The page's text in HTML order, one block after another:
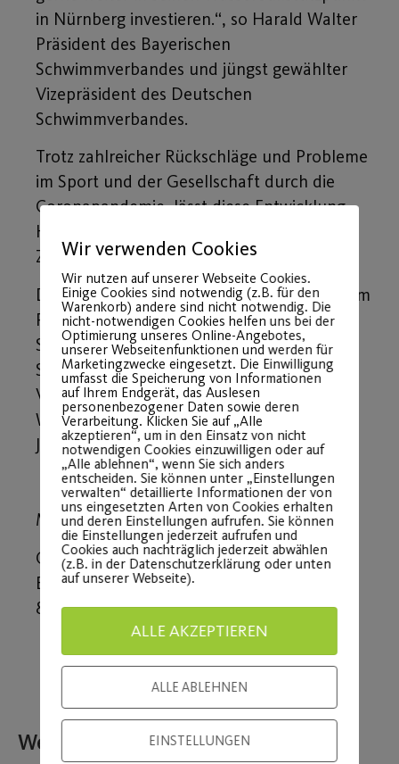
in Nürnberg investieren.“, so Harald Walter
Präsident des Bayerischen
Schwimmverbandes und jüngst gewählter
Vizepräsident des Deutschen
Schwimmverbandes.
Trotz zahlreicher Rückschläge und Probleme
im Sport und der Gesellschaft durch die
Coronapandemie, lässt diese Entwicklung
Hoffnung aufkommen und positiv in die
Zukunft blicken.
Die intensive Zusammenarbeit zwischen dem
Post SV Nürnberg und dem Bayerischen
Schwimmverband ist in jedem Fall für die
Stadt Nürnberg und den Schwimmsport
Vorort ein wichtiger Schritt zur
Weiterentwicklung in den kommenden
Jahren.
Mit sportlichen Grüßen
Christian Naruisch
BSV Jugendrundenleiter
& Öffentlichkeitsarbeit Wasserball
Weitere Beiträge
Wir verwenden Cookies
Wir nutzen auf unserer Webseite Cookies.
Einige Cookies sind notwendig (z.B. für den
Warenkorb) andere sind nicht notwendig. Die
nicht-notwendigen Cookies helfen uns bei der
Optimierung unseres Online-Angebotes,
unserer Webseitenfunktionen und werden für
Marketingzwecke eingesetzt. Die Einwilligung
umfasst die Speicherung von Informationen
auf Ihrem Endgerät, das Auslesen
personenbezogener Daten sowie deren
Verarbeitung. Klicken Sie auf „Alle
akzeptieren“, um in den Einsatz von nicht
notwendigen Cookies einzuwilligen oder auf
„Alle ablehnen“, wenn Sie sich anders
entscheiden. Sie können unter „Einstellungen
verwalten“ detaillierte Informationen der von
uns eingesetzten Arten von Cookies erhalten
und deren Einstellungen aufrufen. Sie können
die Einstellungen jederzeit aufrufen und
Cookies auch nachträglich jederzeit abwählen
(z.B. in der Datenschutzerklärung oder unten
auf unserer Webseite).
ALLE AKZEPTIEREN
ALLE ABLEHNEN
EINSTELLUNGEN